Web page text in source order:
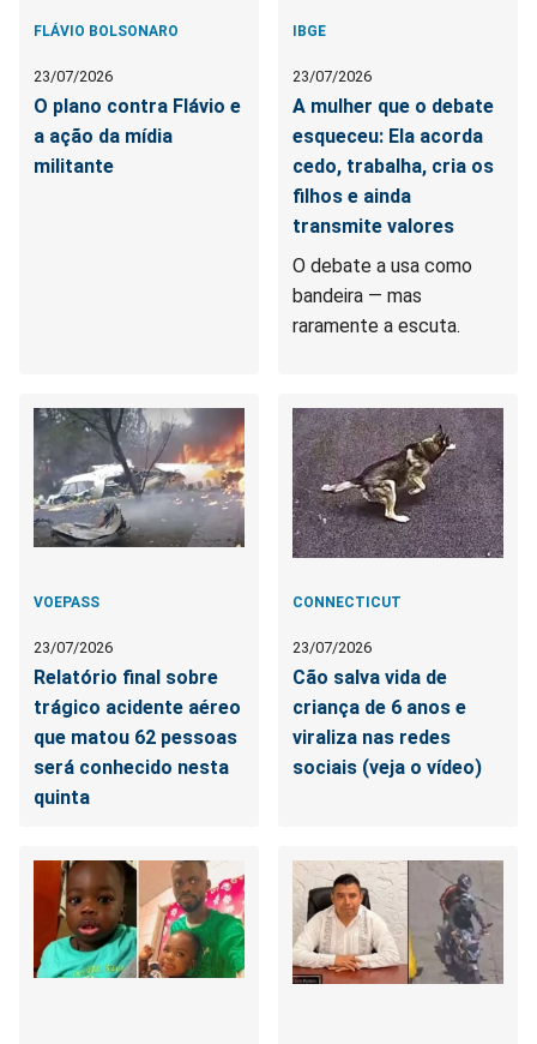
FLÁVIO BOLSONARO
23/07/2026
O plano contra Flávio e
a ação da mídia
militante
IBGE
23/07/2026
A mulher que o debate
esqueceu: Ela acorda
cedo, trabalha, cria os
filhos e ainda
transmite valores
O debate a usa como
bandeira — mas
raramente a escuta.
VOEPASS
23/07/2026
Relatório final sobre
trágico acidente aéreo
que matou 62 pessoas
será conhecido nesta
quinta
CONNECTICUT
23/07/2026
Cão salva vida de
criança de 6 anos e
viraliza nas redes
sociais (veja o vídeo)